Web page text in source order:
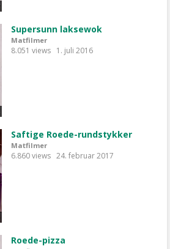
Supersunn laksewok
Matfilmer
8.051 views 1. juli 2016
Saftige Roede-rundstykker
Matfilmer
6.860 views 24. februar 2017
Roede-pizza